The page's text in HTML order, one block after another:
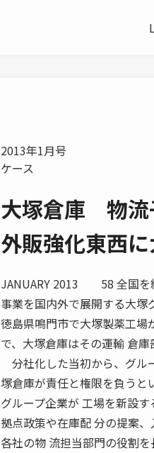
2013年1月号
ケース
大塚倉庫 物流
外販強化東西
JANUARY 2013 58 全国を
事業を国内外で展開する大塚
徳島県鳴門市で大塚製薬工場
で、大塚倉庫はその運輸 倉
分社化した当初から、グル
塚倉庫が責任と権限を負うと
グループ企業が 工場を新設
拠点政策や在庫配 分の提案
各社の物 流担当部門の役割を